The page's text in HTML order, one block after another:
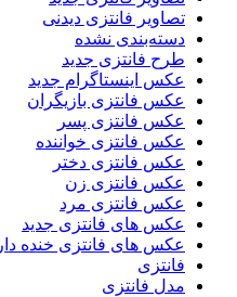
تصاویر فانتزی دیدنی
دسته‌بندی نشده
طرح فانتزی جدید
عکس اینستاگرام جدید
عکس فانتزی بازیگران
عکس فانتزی پسر
عکس فانتزی خواننده
عکس فانتزی دختر
عکس فانتزی زن
عکس فانتزی مرد
عکس های فانتزی جدید
عکس های فانتزی خنده دار
فانتزی
مدل فانتزی